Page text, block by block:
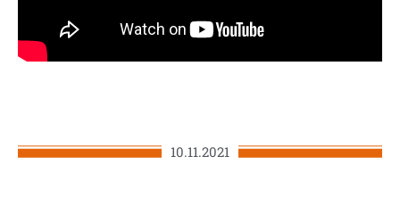
10.11.2021